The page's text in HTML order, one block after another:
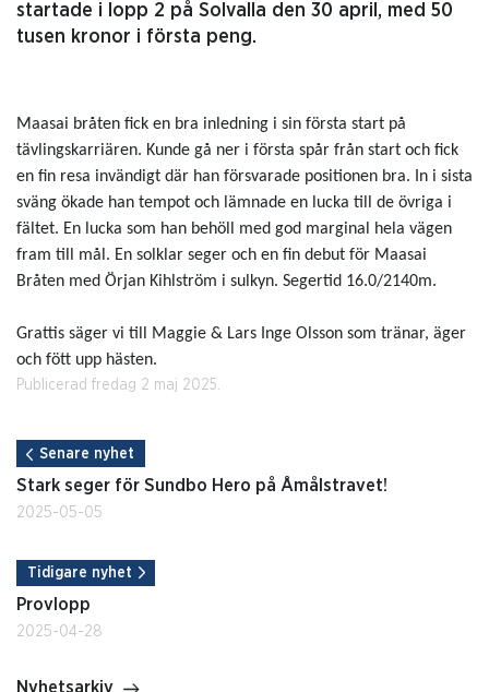
startade i lopp 2 på Solvalla den 30 april, med 50
tusen kronor i första peng.
Maasai bråten fick en bra inledning i sin första start på
tävlingskarriären. Kunde gå ner i första spår från start och fick
en fin resa invändigt där han försvarade positionen bra. In i sista
sväng ökade han tempot och lämnade en lucka till de övriga i
fältet. En lucka som han behöll med god marginal hela vägen
fram till mål. En solklar seger och en fin debut för Maasai
Bråten med Örjan Kihlström i sulkyn. Segertid 16.0/2140m.
Grattis säger vi till Maggie & Lars Inge Olsson som tränar, äger
och fött upp hästen.
Publicerad fredag 2 maj 2025.
Senare nyhet
Stark seger för Sundbo Hero på Åmålstravet!
2025-05-05
Tidigare nyhet
Provlopp
2025-04-28
Nyhetsarkiv